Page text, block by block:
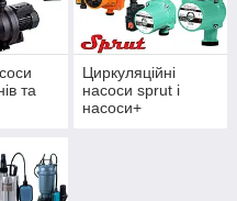
та
Циркуляційні
насоси sprut і
насоси+